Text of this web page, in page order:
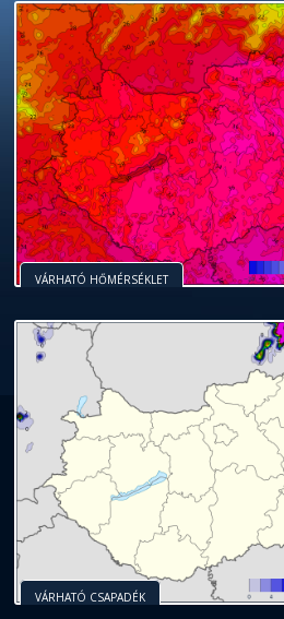
VÁRHATÓ HŐMÉRSÉKLET
VÁRHATÓ CSAPADÉK